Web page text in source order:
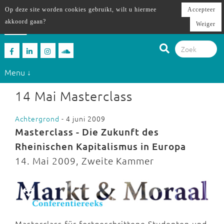
Menu ↓
14 Mai Masterclass
Achtergrond - 4 juni 2009
Masterclass - Die Zukunft des
Rheinischen Kapitalismus in Europa
14. Mai 2009, Zweite Kammer
Op deze site worden cookies gebruikt, wilt u hiermee
akkoord gaan?
Accepteer
Weiger